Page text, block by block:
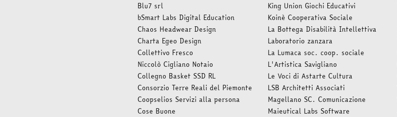
Blu7 srl
bSmart Labs Digital Education
Chaos Headwear Design
Charta Egeo Design
Collettivo Fresco
Niccolò Cigliano Notaio
Collegno Basket SSD RL
Consorzio Terre Reali del Piemonte
Coopselios Servizi alla persona
Cose Buone
King Union Giochi Educativi
Koinè Cooperativa Sociale
La Bottega Disabilità Intellettiva
Laboratorio zanzara
La Lumaca soc. coop. sociale
L'Artistica Savigliano
Le Voci di Astarte Cultura
LSB Architetti Associati
Magellano SC. Comunicazione
Maieutical Labs Software